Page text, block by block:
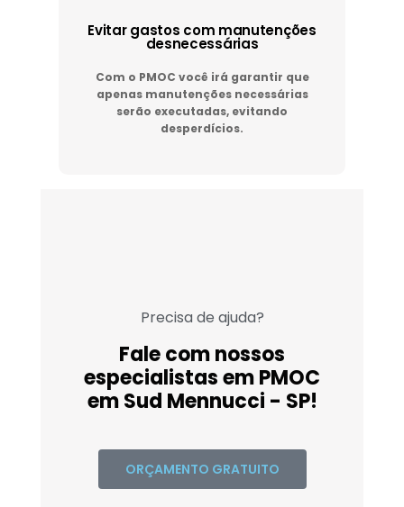
Evitar gastos com manutenções
desnecessárias
Com o PMOC você irá garantir que
apenas manutenções necessárias
serão executadas, evitando
desperdícios.
Precisa de ajuda?
Fale com nossos
especialistas em PMOC
em Sud Mennucci - SP!
ORÇAMENTO GRATUITO